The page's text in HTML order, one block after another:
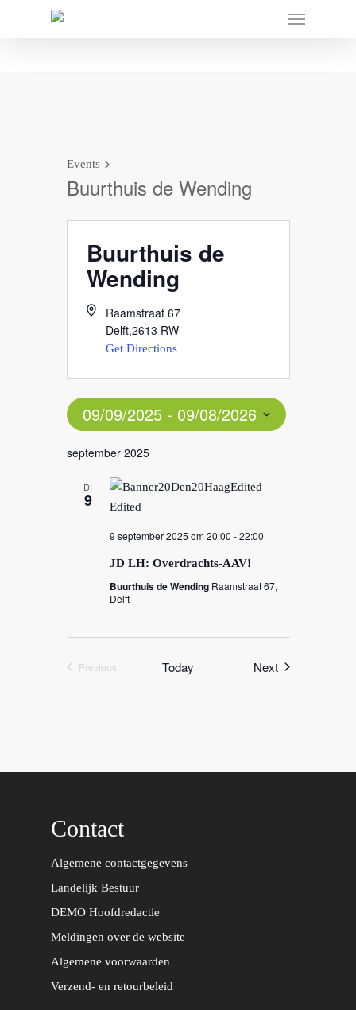
Events
Buurthuis de Wending
Buurthuis de
Wending
Raamstraat 67
Delft,2613 RW
Get Directions
09/09/2025 - 09/08/2026
date.
september 2025
DI
9
9 september 2025 om 20:00 -22:00
JD LH: Overdrachts-AAV!
Buurthuis de Wending Raamstraat 67,
Delft
Previous
Today NextEvents
Contact
Algemene contactgegevens
Landelijk Bestuur
DEMO Hoofdredactie
Meldingen over de website
Algemene voorwaarden
Verzend- en retourbeleid